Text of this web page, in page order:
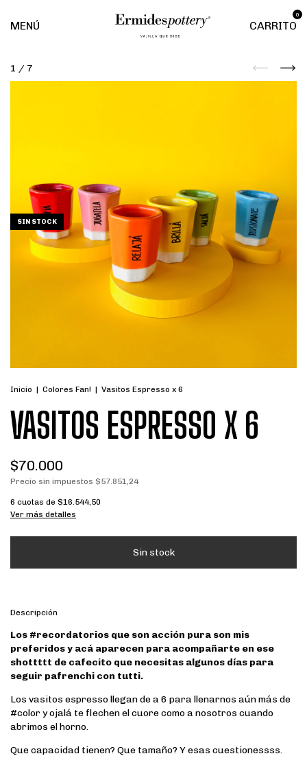
MENÚ CARRITO
0
1 / 7
SIN STOCK
Inicio | Colores Fan! | Vasitos Espresso x 6
VASITOS ESPRESSO X 6
$70.000
Precio sin impuestos $57.851,24
6 cuotas de $16.544,50
Ver más detalles
Descripción
Los #recordatorios que son acción pura son mis
preferidos y acá aparecen para acompañarte en ese
shottttt de cafecito que necesitas algunos días para
seguir pafrenchi con tutti.
Los vasitos espresso llegan de a 6 para llenarnos aún más de
#color y ojalá te flechen el cuore como a nosotros cuando
abrimos el horno.
Que capacidad tienen? Que tamaño? Y esas cuestionessss.